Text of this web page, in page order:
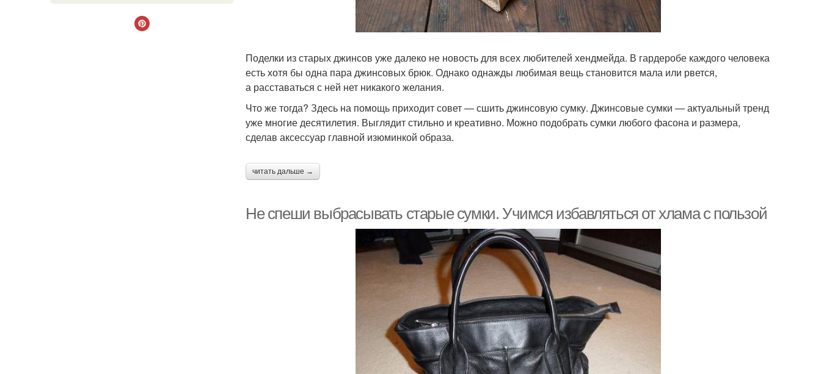
Поделки из старых джинсов уже далеко не новость для всех любителей хендмейда. В гардеробе каждого человека
есть хотя бы одна пара джинсовых брюк. Однако однажды любимая вещь становится мала или рвется,
а расставаться с ней нет никакого желания.
Что же тогда? Здесь на помощь приходит совет — сшить джинсовую сумку. Джинсовые сумки — актуальный тренд
уже многие десятилетия. Выглядит стильно и креативно. Можно подобрать сумки любого фасона и размера,
сделав аксессуар главной изюминкой образа.
читать дальше →
Не спеши выбрасывать старые сумки. Учимся избавляться от хлама с пользой